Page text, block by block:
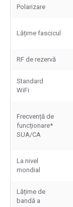
Polarizare
Lățime fascicul
RF de rezervă
Standard
WiFi
Frecvență de
funcționare*
SUA/CA
La nivel
mondial
Lățime de
bandă a